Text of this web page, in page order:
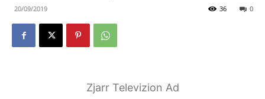
20/09/2019 0
36
Zjarr Televizion Ad